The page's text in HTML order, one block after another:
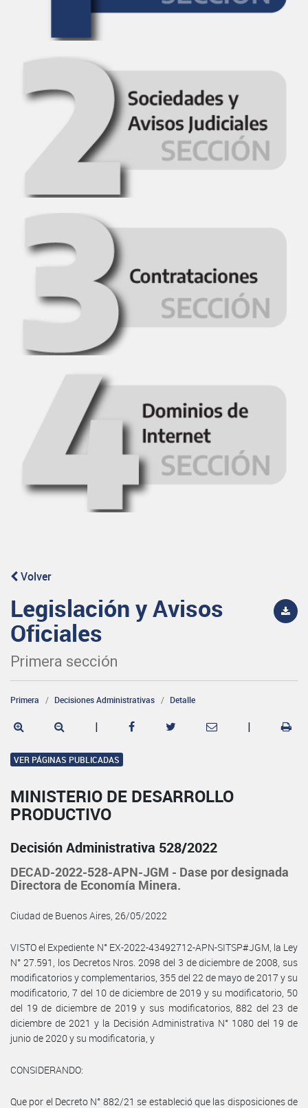
Volver
Legislación y Avisos
Oficiales
Primera sección
Primera Decisiones Administrativas Detalle
| |
VER PÁGINAS PUBLICADAS
MINISTERIO DE DESARROLLO
PRODUCTIVO
Decisión Administrativa 528/2022
DECAD-2022-528-APN-JGM - Dase por designada
Directora de Economía Minera.
Ciudad de Buenos Aires, 26/05/2022
VISTO el Expediente N° EX-2022-43492712-APN-SITSP#JGM, la Ley
N° 27.591, los Decretos Nros. 2098 del 3 de diciembre de 2008, sus
modificatorios y complementarios, 355 del 22 de mayo de 2017 y su
modificatorio, 7 del 10 de diciembre de 2019 y su modificatorio, 50
del 19 de diciembre de 2019 y sus modificatorios, 882 del 23 de
diciembre de 2021 y la Decisión Administrativa N° 1080 del 19 de
junio de 2020 y su modificatoria, y
CONSIDERANDO:
Que por el Decreto N° 882/21 se estableció que las disposiciones de